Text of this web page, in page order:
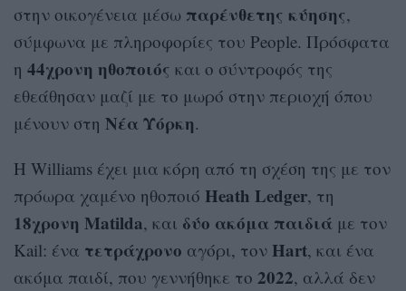
στην οικογένεια μέσω παρένθετης κύησης,
σύμφωνα με πληροφορίες του People. Πρόσφατα
η 44χρονη ηθοποιός και o σύντροφός της
εθεάθησαν μαζί με το μωρό στην περιοχή όπου
μένουν στη ΝέαΥόρκη.
Η Williams έχει μια κόρη από τη σχέση της με τον
πρόωρα χαμένο ηθοποιό Heath Ledger, τη
18χρονη Matilda, και δύο ακόμα παιδιά με τον
Kail: ένα τετράχρονο αγόρι, τον Hart, και ένα
ακόμα παιδί, που γεννήθηκε το 2022, αλλά δεν